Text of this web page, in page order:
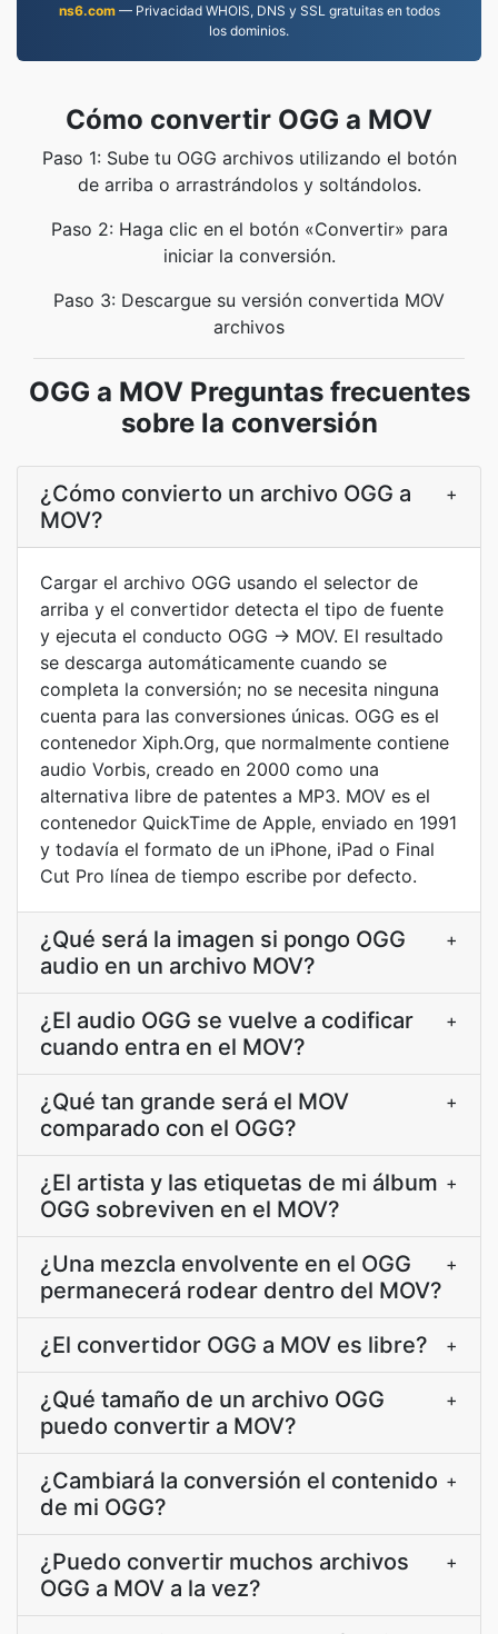
ns6.com— Privacidad WHOIS, DNS y SSL gratuitas en todos
los dominios.
Cómo convertir OGG a MOV
Paso 1: Sube tu OGG archivos utilizando el botón
de arriba o arrastrándolos y soltándolos.
Paso 2: Haga clic en el botón «Convertir» para
iniciar la conversión.
Paso 3: Descargue su versión convertida MOV
archivos
OGG a MOV Preguntas frecuentes
sobre la conversión
¿Cómo convierto un archivo OGG a
MOV?
+
Cargar el archivo OGG usando el selector de
arriba y el convertidor detecta el tipo de fuente
y ejecuta el conducto OGG → MOV. El resultado
se descarga automáticamente cuando se
completa la conversión; no se necesita ninguna
cuenta para las conversiones únicas. OGG es el
contenedor Xiph.Org, que normalmente contiene
audio Vorbis, creado en 2000 como una
alternativa libre de patentes a MP3. MOV es el
contenedor QuickTime de Apple, enviado en 1991
y todavía el formato de un iPhone, iPad o Final
Cut Pro línea de tiempo escribe por defecto.
¿Qué será la imagen si pongo OGG
audio en un archivo MOV?
+
¿El audio OGG se vuelve a codificar
cuando entra en el MOV?
+
¿Qué tan grande será el MOV
comparado con el OGG?
+
¿El artista y las etiquetas de mi álbum
OGG sobreviven en el MOV?
+
¿Una mezcla envolvente en el OGG
permanecerá rodear dentro del MOV?
+
¿El convertidor OGG a MOV es libre? +
¿Qué tamaño de un archivo OGG
puedo convertir a MOV?
+
¿Cambiará la conversión el contenido
de mi OGG?
+
¿Puedo convertir muchos archivos
OGG a MOV a la vez?
+